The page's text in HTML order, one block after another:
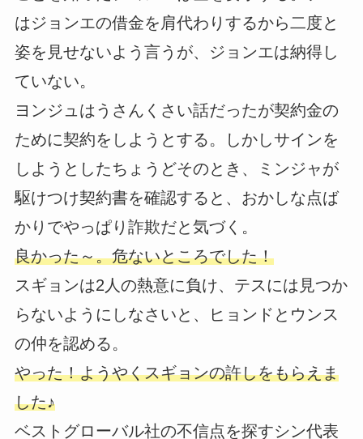
はジョンエの借金を肩代わりするから二度と
姿を見せないよう言うが、ジョンエは納得し
ていない。
ヨンジュはうさんくさい話だったが契約金の
ために契約をしようとする。しかしサインを
しようとしたちょうどそのとき、ミンジャが
駆けつけ契約書を確認すると、おかしな点ば
かりでやっぱり詐欺だと気づく。
良かった～。危ないところでした！
スギョンは2人の熱意に負け、テスには見つか
らないようにしなさいと、ヒョンドとウンス
の仲を認める。
やった！ようやくスギョンの許しをもらえま
した♪
ベストグローバル社の不信点を探すシン代表